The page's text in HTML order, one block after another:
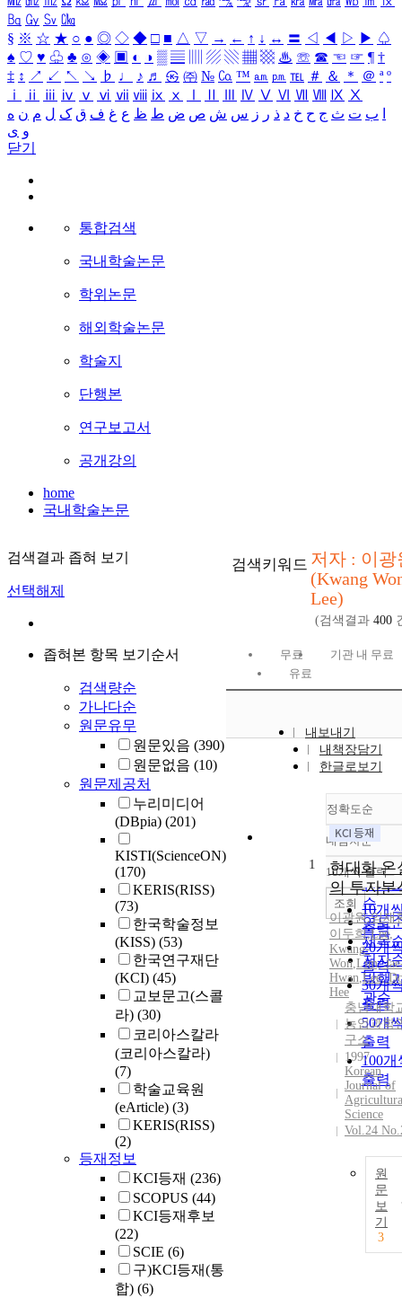
㏃ ㏉ ㏜ ㏆
§ ※ ☆ ★ ○ ● ◎ ◇ ◆ □ ■ △ ▽ → ← ↑ ↓ ↔ 〓 ◁ ◀ ▷ ▶ ♤
♠ ♡ ♥ ♧ ♣ ⊙ ◈ ▣ ◐ ◑ ▒ ▤ ▨ ▧ ▦ ▩ ♨ ☏ ☎ ☜ ☞ ¶ †
‡ ↕ ↗ ↙ ↖ ↘ ♭ ♩ ♪ ♬ ㉿ ㈜ № ㏇ ™ ㏂ ㏘ ℡ ＃ ＆ ＊ ＠ ª º
ⅰ
ⅱ ⅲ ⅳ ⅴ ⅵ ⅶ ⅷ ⅸ ⅹ Ⅳ Ⅴ Ⅵ Ⅶ Ⅷ Ⅸ Ⅹ
ب ت ث ج ح خ د ذ ر ز س ش ص ض ط ظ ع غ ف ق ک ل م ن ه
و ی
닫기
통합검색
국내학술논문
학위논문
해외학술논문
학술지
단행본
연구보고서
공개강의
home
국내학술논문
검색결과 좁혀 보기
선택해제
좁혀본 항목 보기순서
검색량순
가나다순
원문유무
원문있음 (390)
원문없음 (10)
원문제공처
누리미디어
(DBpia) (201)
KISTI(ScienceON)
(170)
KERIS(RISS)
(73)
한국학술정보
(KISS) (53)
한국연구재단
(KCI) (45)
교보문고(스콜
라) (30)
코리아스칼라
(코리아스칼라)
(7)
학술교육원
(eArticle) (3)
KERIS(RISS)
(2)
등재정보
KCI등재 (236)
SCOPUS (44)
KCI등재후보
(22)
SCIE (6)
구)KCI등재(통
합) (6)
검색키워드 저자 : 이광
(Kwang
Lee)
(검색결과 400
무료
기관 내 무료
유료
내보내기
내책장담기
한글로보기
정확도순
정확
순
인기
순
연도
제목
저자
발행
관순
내림차순
내림
10개씩 출력
10개
출력
20개
출력
30개
출력
50개
출력
100개
출력
조회
1
현대화 온
의 투자분
이광원,임재
이두희,Lee,
Kwang-
Won,Lim,
Hwan,Lee,
Hee
충남대학
농업과학
구소
1997
Korean
Journal of
Science
Vol.24
원
문
보
기
3